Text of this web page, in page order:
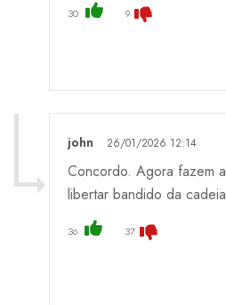
30 9
john 26/01/2026 12:14
Concordo. Agora fazem
libertar bandido da
36 37